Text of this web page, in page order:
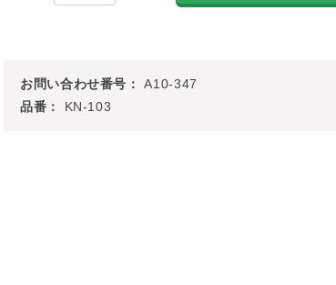
お問い合わせ番号：
A10-347
品番：
KN-103